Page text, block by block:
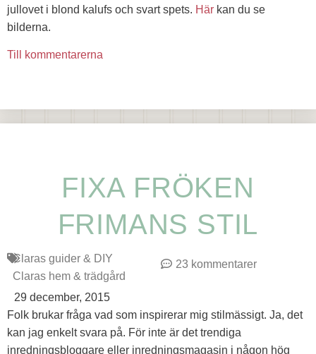
jullovet i blond kalufs och svart spets. Här kan du se
bilderna.
Till kommentarerna
FIXA FRÖKEN
FRIMANS STIL
Claras guider & DIY
Claras hem & trädgård
23 kommentarer
29 december, 2015
Folk brukar fråga vad som inspirerar mig stilmässigt. Ja, det
kan jag enkelt svara på. För inte är det trendiga
inredningsbloggare eller inredningsmagasin i någon hög